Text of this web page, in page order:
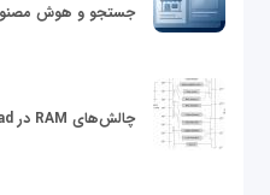
جستجو و هوش
چالش‌های RAM در Workloadهای محاسباتی HPC